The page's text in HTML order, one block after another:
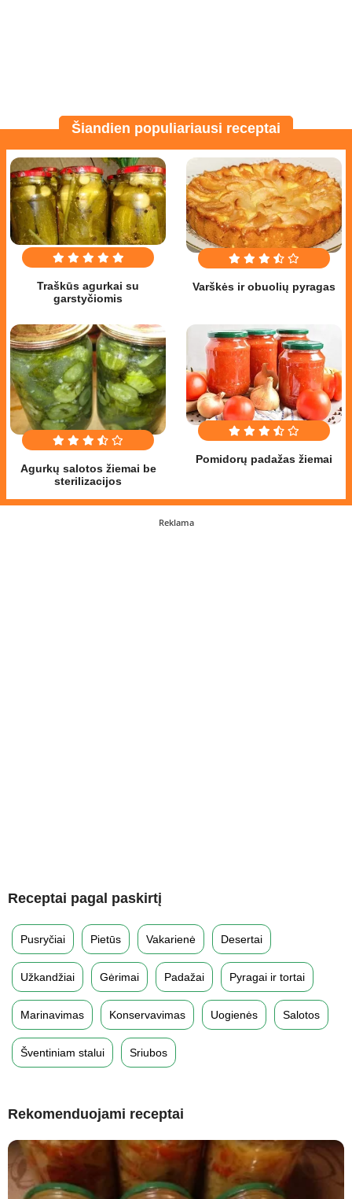
Šiandien populiariausi receptai
Traškūs agurkai su
garstyčiomis
Varškės ir obuolių pyragas
Agurkų salotos žiemai be
sterilizacijos
Pomidorų padažas žiemai
Reklama
Receptai pagal paskirtį
Pusryčiai Pietūs Vakarienė Desertai
Užkandžiai Gėrimai Padažai Pyragai ir tortai
Marinavimas Konservavimas Uogienės Salotos
Šventiniam stalui Sriubos
Rekomenduojami receptai